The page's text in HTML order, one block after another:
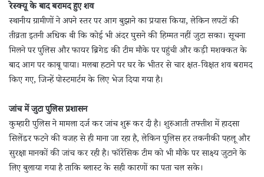
रेस्क्यू के बाद बरामद हुए शव
स्थानीय ग्रामीणों ने अपने स्तर पर आग बुझाने का प्रयास किया, लेकिन लपटों की
तीव्रता इतनी अधिक थी कि कोई भी अंदर घुसने की हिम्मत नहीं जुटा सका। सूचना
मिलने पर पुलिस और फायर ब्रिगेड की टीम मौके पर पहुंची और कड़ी मशक्कत के
बाद आग पर काबू पाया। मलबा हटाने पर घर के भीतर से चार क्षत-विक्षत शव बरामद
किए गए, जिन्हें पोस्टमार्टम के लिए भेज दिया गया है।
जांच में जुटा पुलिस प्रशासन
कुम्हारी पुलिस ने मामला दर्ज कर जांच शुरू कर दी है। शुरुआती तफ्तीश में हादसा
सिलेंडर फटने की वजह से ही माना जा रहा है, लेकिन पुलिस हर तकनीकी पहलू और
सुरक्षा मानकों की जांच कर रही है। फॉरेंसिक टीम को भी मौके पर साक्ष्य जुटाने के
लिए बुलाया गया है ताकि ब्लास्ट के सही कारणों का पता चल सके।